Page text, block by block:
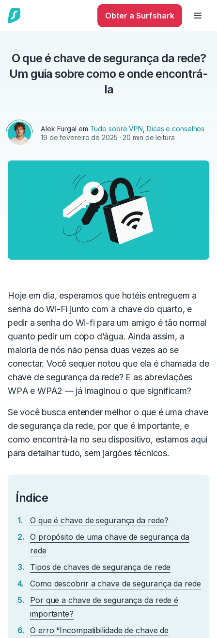
Obter a Surfshark
O que é chave de segurança da rede?
Um guia sobre como e onde encontrá-
la
Alek Furgal em Tudo sobre VPN Dicas e conselhos
19 de fevereiro de 2025 · 20 min de leitura
Hoje em dia, esperamos que hotéis entreguem a
senha do Wi-Fi junto com a chave do quarto, e
pedir a senha do Wi-fi para um amigo é tão normal
quanto pedir um copo d’água. Ainda assim, a
maioria de nós não pensa duas vezes ao se
conectar. Você sequer notou que ela é chamada de
chave de segurança da rede? E as abreviações
WPAe WPA2 — já imaginou o que significam?
Se você busca entender melhor o que é uma chave
de segurança da rede, por que é importante, e
como encontrá-la no seu dispositivo, estamos aqui
para detalhar tudo, sem jargões técnicos.
Índice
O que é chave de segurança da rede?
O propósito de uma chave de segurança da
rede
Tipos de chaves de segurança de rede
Como descobrir a chave de segurança da rede
Por que a chave de segurança da rede é
importante?
O erro “Incompatibilidade de chave de